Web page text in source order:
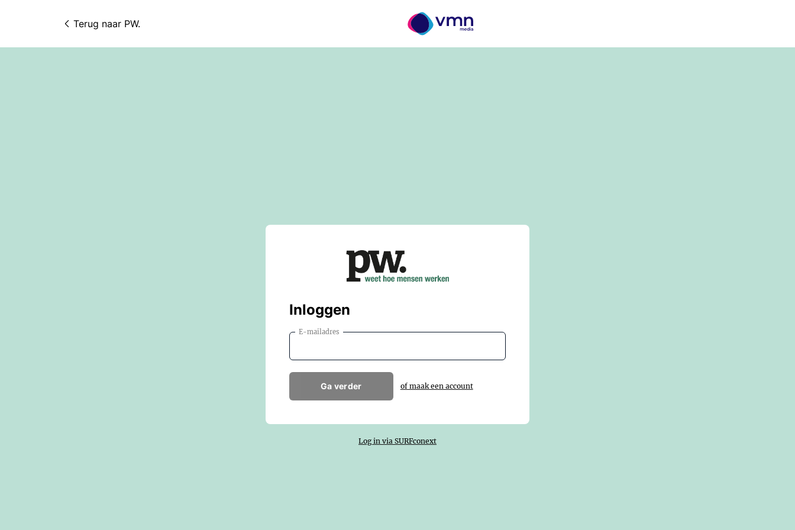
Terug naar PW.
Inloggen
E-mailadres
Ga verder of maak een account
Log in via SURFconext